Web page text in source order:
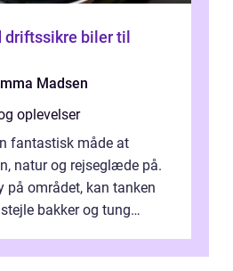
driftssikre biler til
Madsen
oplevelser
fantastisk måde at
natur og rejseglæde på.
på området, kan tanken
bakker og tung